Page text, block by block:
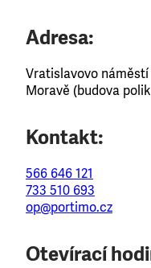
Adresa:
Vratislavovo náměstí
Moravě (budova
Kontakt:
566 646 121
733 510 693
op@portimo.cz
Otevírací